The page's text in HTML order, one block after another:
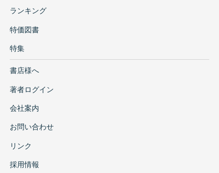
ランキング
特価図書
特集
書店様へ
著者ログイン
会社案内
お問い合わせ
リンク
採用情報